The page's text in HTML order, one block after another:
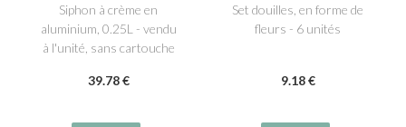
Siphon à crème en
aluminium, 0.25L - vendu
à l'unité, sans cartouche
39.78 €
Set douilles, en forme de
fleurs - 6 unités
9.18 €